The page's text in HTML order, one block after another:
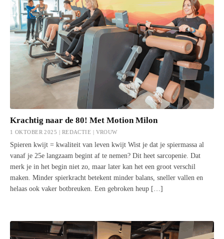
Krachtig naar de 80! Met Motion Milon
1 OKTOBER 2025 | REDACTIE | VROUW
Spieren kwijt = kwaliteit van leven kwijt Wist je dat je spiermassa al
vanaf je 25e langzaam begint af te nemen? Dit heet sarcopenie. Dat
merk je in het begin niet zo, maar later kan het een groot verschil
maken. Minder spierkracht betekent minder balans, sneller vallen en
helaas ook vaker botbreuken. Een gebroken heup […]